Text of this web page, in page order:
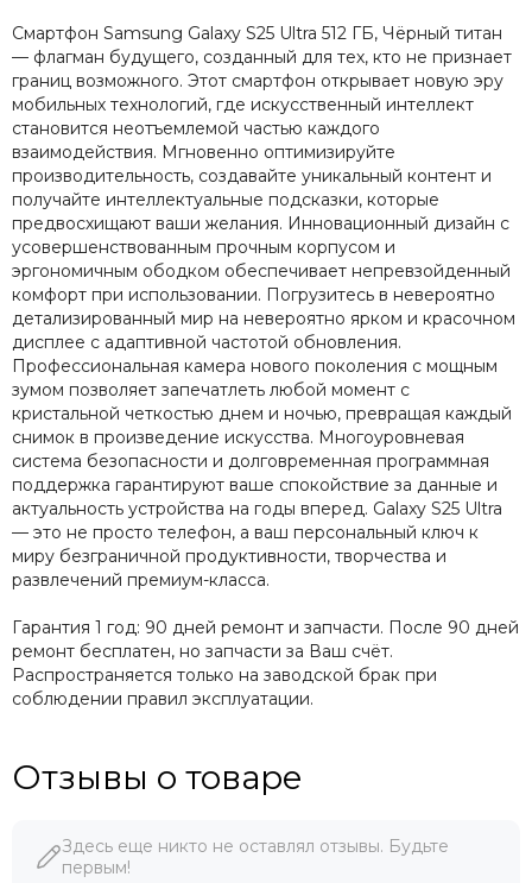
Смартфон Samsung Galaxy S25 Ultra 512 ГБ, Чёрный титан
— флагман будущего, созданный для тех, кто не признает
границ возможного. Этот смартфон открывает новую эру
мобильных технологий, где искусственный интеллект
становится неотъемлемой частью каждого
взаимодействия. Мгновенно оптимизируйте
производительность, создавайте уникальный контент и
получайте интеллектуальные подсказки, которые
предвосхищают ваши желания. Инновационный дизайн с
усовершенствованным прочным корпусом и
эргономичным ободком обеспечивает непревзойденный
комфорт при использовании. Погрузитесь в невероятно
детализированный мир на невероятно ярком и красочном
дисплее с адаптивной частотой обновления.
Профессиональная камера нового поколения с мощным
зумом позволяет запечатлеть любой момент с
кристальной четкостью днем и ночью, превращая каждый
снимок в произведение искусства. Многоуровневая
система безопасности и долговременная программная
поддержка гарантируют ваше спокойствие за данные и
актуальность устройства на годы вперед. Galaxy S25 Ultra
— это не просто телефон, а ваш персональный ключ к
миру безграничной продуктивности, творчества и
развлечений премиум-класса.
Гарантия 1 год: 90 дней ремонт и запчасти. После 90 дней
ремонт бесплатен, но запчасти за Ваш счёт.
Распространяется только на заводской брак при
соблюдении правил эксплуатации.
Отзывы о товаре
Здесь еще никто не оставлял отзывы. Будьте
первым!